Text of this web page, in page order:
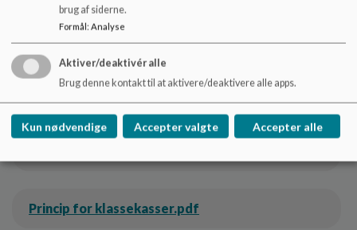
Trafikpolitik for Hammershøj skole_0.pdf
Princip for klassekasser.pdf
brug af siderne.
Formål: Analyse
Aktiver/deaktivér alle
Brug denne kontakt til at aktivere/deaktivere alle apps.
Kun nødvendige Accepter valgte Accepter alle